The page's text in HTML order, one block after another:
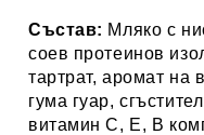
Състав: Мляко с
соев протеинов
тартрат, аромат на
гума гуар,
витамин С, Е, В